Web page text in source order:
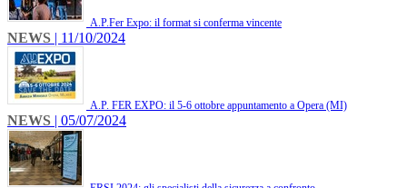
A.P.Fer Expo: il format si conferma vincente
NEWS | 11/10/2024
A.P. FER EXPO: il 5-6 ottobre appuntamento a Opera (MI)
NEWS | 05/07/2024